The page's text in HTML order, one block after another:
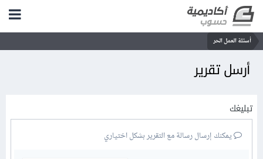
أسئلة العمل الحر
أرسل تقرير
تبليغك
يمكنك إرسال رسالة مع التقرير بشكل اختياري